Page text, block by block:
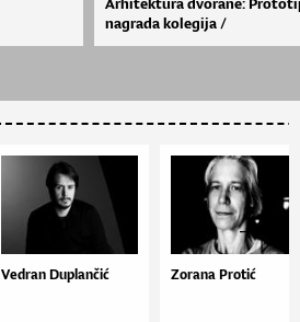
nagrada kolegija /
Vedran Duplančić Zorana Protić